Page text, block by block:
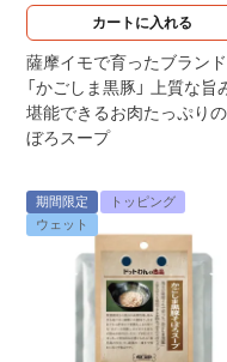
カートに入れる
薩摩イモで育ったブラン
「かごしま黒豚」 上質な旨
堪能できるお肉たっぷり
ぼろスープ
期間限定
トッピング
ウェット